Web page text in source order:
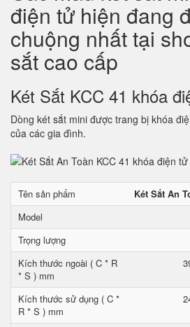
điện tử hiện đang
chuộng nhất tại
sắt cao cấp
Két Sắt KCC 41 khóa
Dòng két sắt mini được trang bị khóa
của các gia đình.
Tên sản phẩm
Két Sắt An
Model
Trọng lượng
Kích thước ngoài ( C * R
* S ) mm
Kích thước sử dụng ( C *
R * S ) mm